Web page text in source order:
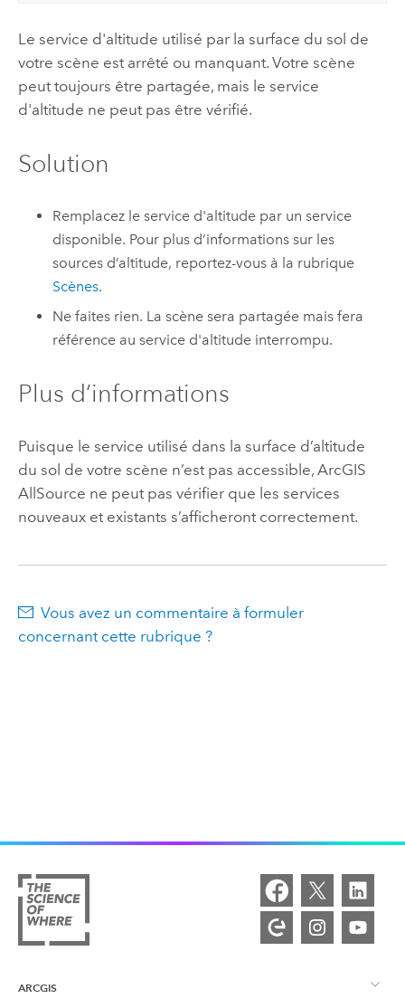
Le service d'altitude utilisé par la surface du sol de
votre scène est arrêté ou manquant. Votre scène
peut toujours être partagée, mais le service
d'altitude ne peut pas être vérifié.
Solution
Remplacez le service d'altitude par un service
disponible. Pour plus d’informations sur les
sources d’altitude, reportez-vous à la rubrique
Scènes.
Ne faites rien. La scène sera partagée mais fera
référence au service d'altitude interrompu.
Plus d’informations
Puisque le service utilisé dans la surface d’altitude
du sol de votre scène n’est pas accessible, ArcGIS
AllSource ne peut pas vérifier que les services
nouveaux et existants s’afficheront correctement.
Vous avez un commentaire à formuler
concernant cette rubrique ?
ARCGIS